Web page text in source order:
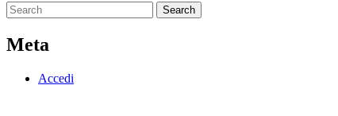
Search
for:
Meta
Accedi